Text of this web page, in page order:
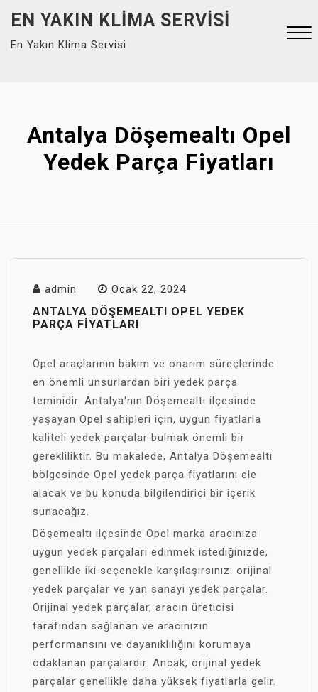
content
EN YAKIN KLIMA SERVISI
En Yakın Klima Servisi
Antalya Döşemealtı Opel
Yedek Parça Fiyatları
admin Ocak 22, 2024
ANTALYA DÖŞEMEALTI OPEL YEDEK
PARÇA FIYATLARI
Opel araçlarının bakım ve onarım süreçlerinde
en önemli unsurlardan biri yedek parça
teminidir. Antalya'nın Döşemealtı ilçesinde
yaşayan Opel sahipleri için, uygun fiyatlarla
kaliteli yedek parçalar bulmak önemli bir
gerekliliktir. Bu makalede, Antalya Döşemealtı
bölgesinde Opel yedek parça fiyatlarını ele
alacak ve bu konuda bilgilendirici bir içerik
sunacağız.
Döşemealtı ilçesinde Opel marka aracınıza
uygun yedek parçaları edinmek istediğinizde,
genellikle iki seçenekle karşılaşırsınız: orijinal
yedek parçalar ve yan sanayi yedek parçalar.
Orijinal yedek parçalar, aracın üreticisi
tarafından sağlanan ve aracınızın
performansını ve dayanıklılığını korumaya
odaklanan parçalardır. Ancak, orijinal yedek
parçalar genellikle daha yüksek fiyatlarla gelir.